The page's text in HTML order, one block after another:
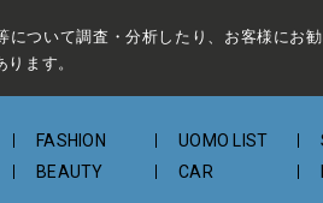
ついて調査・分析したり、お客様にお
ます。
FASHION UOMO LIST
BEAUTY
CAR